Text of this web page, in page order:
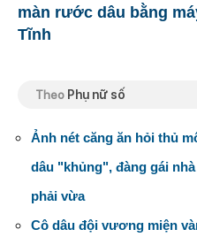
màn rước dâu bằng
Tĩnh
Theo Phụ nữ số
Ảnh nét căng ăn hỏi thủ
dâu "khủng", đàng gái
phải vừa
Cô dâu đội vương miện